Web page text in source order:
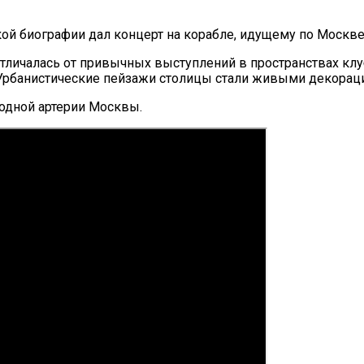
биографии дал концерт на корабле, идущему по
от привычных выступлений в пространствах
пейзажи столицы стали живыми
артерии Москвы.